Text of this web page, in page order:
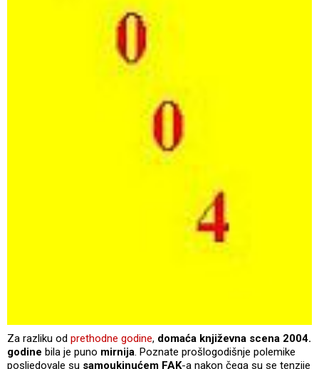
Za razliku od prethodne godine, domaća književna scena 2004.
godine bila je puno mirnija. Poznate prošlogodišnje polemike
posljedovale su samoukinućem FAK-a nakon čega su se tenzije